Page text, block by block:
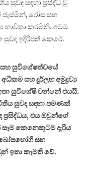
සුවඳ සඳහා ප්‍රසිද්ධ වූ
රෝස සහ
භාවිතා කරමිනි. අවම
ඉදිරිපත් කෙරේ.
සුවිශේෂත්වයේ
සහ දුර්ලභ අමුද්‍රව්‍ය
සුවිශේෂී වන්නේ එයයි.
සුවඳ සඳහා පමණක්
එය ඔවුන්ගේ
කෙනෙකුටම දැරිය
සහ
ඉතා කැමති වේ.